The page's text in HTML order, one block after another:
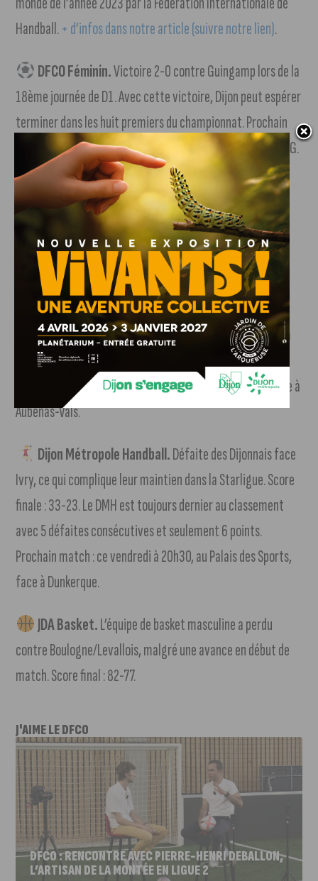
Handball.+ d’infos dans notre article (suivre notre lien).
DFCO Féminin.Victoire 2-0 contre Guingamp lors de la
18ème journée de D1. Avec cette victoire, Dijon peut espérer
terminer dans les huit premiers du championnat. Prochain
match : ce dimanche à 14h30 contre et sur le terrain du PSG.
DFCO Masculin.Match nul contre Epinal malgré
l’ouverture du score d’Irié. Nos Dijonnais sont toujours à 7
points sur la zone rouge. Prochain match : vendredi contre
Nîmes.
Stade Dijonnais.Nationale 2, 20ème match de la
saison 2023/2024, le Stade Dijonnais gagne face à Nîmes à
l’extérieur. Score final : 34-37.
+ d’infos dans notre article
(suivre notre lien) . Prochain match : dimanche à 15h15 face à
Aubenas-Vals.
Dijon Métropole Handball.Défaite des Dijonnais face
Ivry, ce qui complique leur maintien dans la Starligue. Score
finale : 33-23. Le DMH est toujours dernier au classement
avec 5 défaites consécutives et seulement 6 points.
Prochain match : ce vendredi à 20h30, au Palais des Sports,
face à Dunkerque.
JDA Basket.L’équipe de basket masculine a perdu
contre Boulogne/Levallois, malgré une avance en début de
match. Score final : 82-77.
J'AIME LE DFCO
DFCO : RENCONTRE AVEC PIERRE-HENRI DEBALLON,
L’ARTISAN DE LA MONTÉE EN LIGUE 2